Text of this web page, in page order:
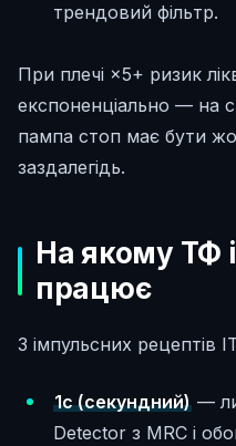
трендовий фільтр.
При плечі ×5+ ризик
експоненціально — на
пампа стоп має бути
заздалегідь.
На якому ТФ
працює
З імпульсних рецептів
1с (секундний)—
Detector з MRC і